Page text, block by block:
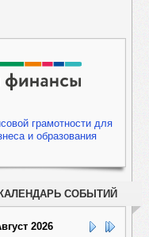
грамотности для
и образования
КАЛЕНДАРЬ СОБЫТИЙ
2026